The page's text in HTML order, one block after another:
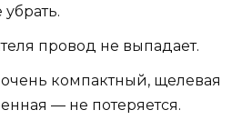
провод не выпадает.
компактный, щелевая
— не потеряется.